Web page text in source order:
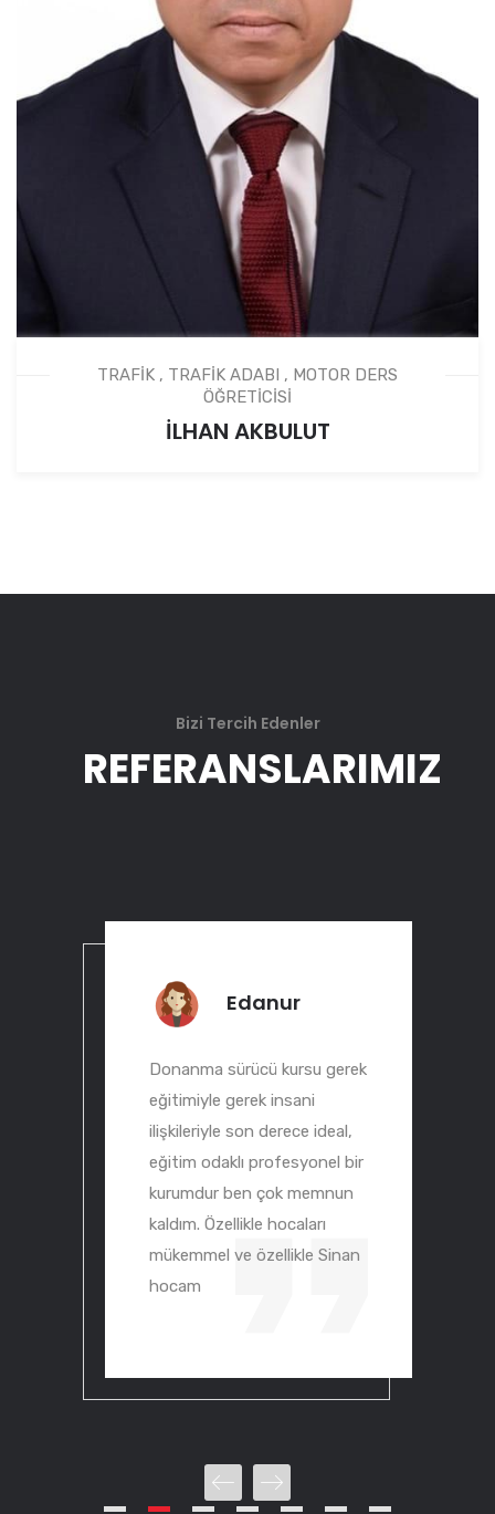
TRAFİK , TRAFİK ADABI , MOTOR DERS
ÖĞRETİCİSİ
İLHAN AKBULUT
Bizi Tercih Edenler
REFERANSLARIMIZ
Edanur
Donanma sürücü kursu gerek
eğitimiyle gerek insani
ilişkileriyle son derece ideal,
eğitim odaklı profesyonel bir
kurumdur ben çok memnun
kaldım. Özellikle hocaları
mükemmel ve özellikle Sinan
hocam